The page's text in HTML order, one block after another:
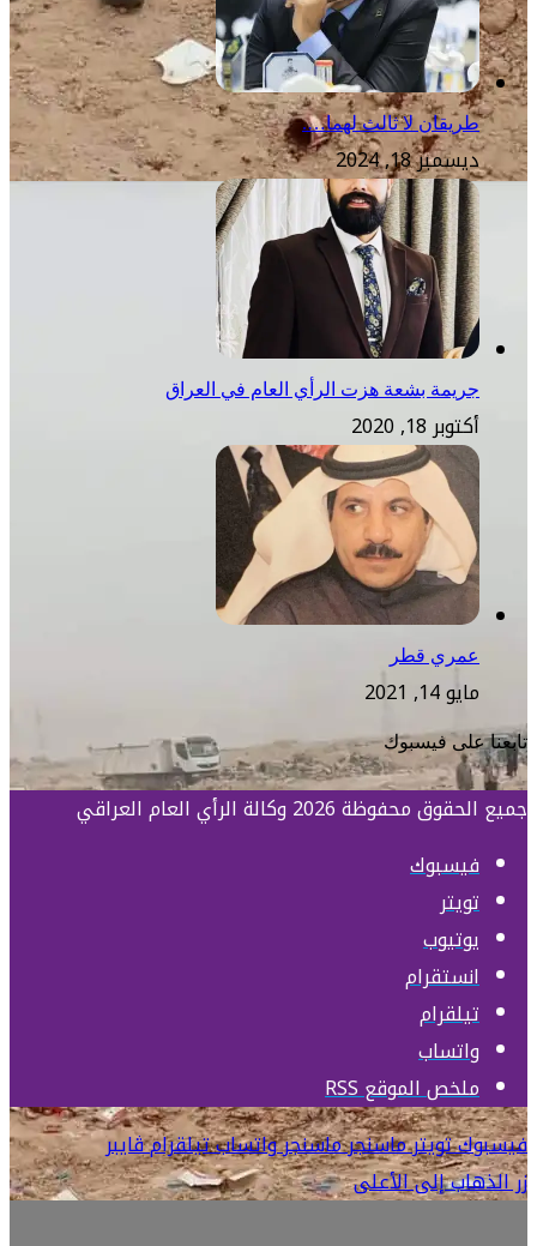
طريقان لا ثالث لهما….
ديسمبر 18, 2024
جريمة بشعة هزت الرأي العام في العراق
أكتوبر 18, 2020
عمري قطر
مايو 14, 2021
تابعنا على فيسبوك
جميع الحقوق محفوظة 2026 وكالة الرأي العام العراقي
فيسبوك
تويتر
يوتيوب
انستقرام
تيلقرام
واتساب
ملخص الموقع RSS
فيسبوكتويترماسنجرماسنجرواتسابتيلقرامڤايبر
زر الذهاب إلى الأعلى